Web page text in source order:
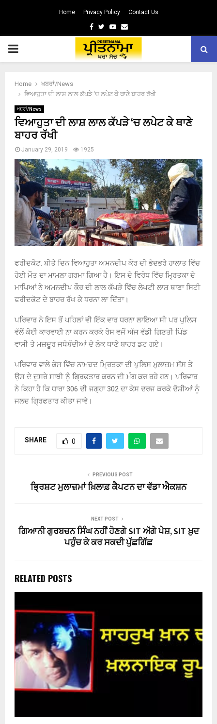
Home Privacy Policy Contact Us
Facebook
TwitterYoutube
Email
PRIMARY
Home
ਖਬਰਾਂ/News
ਵਿਆਹੁਤਾ ਦੀ ਲਾਸ਼ ਲਾਲ ਕੱਪੜੇ ‘ਚ ਲਪੇਟ ਕੇ ਥਾਣੇ ਬਾਹਰ ਰੱਖੀ
ਖਬਰਾਂ/News
ਵਿਆਹੁਤਾ ਦੀ ਲਾਸ਼ ਲਾਲ ਕੱਪੜੇ ‘ਚ ਲਪੇਟ ਕੇ ਥਾਣੇ
ਬਾਹਰ ਰੱਖੀ
January 29, 2019 1925
ਫਰੀਦਕੋਟ: ਬੀਤੇ ਦਿਨ ਵਿਆਹੁਤਾ ਅਮਨਦੀਪ ਕੌਰ ਦੀ ਭੇਦਭਰੇ ਹਾਲਾਤ ਵਿੱਚ
ਹੋਈ ਮੌਤ ਦਾ ਮਾਮਲਾ ਗਰਮਾ ਗਿਆ ਹੈ। ਇਸ ਦੇ ਵਿਰੋਧ ਵਿੱਚ ਮ੍ਰਿਤਕਾ ਦੇ
ਮਾਪਿਆਂ ਨੇ ਅਮਨਦੀਪ ਕੌਰ ਦੀ ਲਾਲ ਕੱਪੜੇ ਵਿੱਚ ਲੇਪਟੀ ਲਾਸ਼ ਥਾਣਾ ਸਿਟੀ
ਫਰੀਦਕੋਟ ਦੇ ਬਾਹਰ ਰੱਖ ਕੇ ਧਰਨਾ ਲਾ ਦਿੱਤਾ।
ਪਰਿਵਾਰ ਨੇ ਇਸ ਤੋਂ ਪਹਿਲਾਂ ਵੀ ਇੱਕ ਵਾਰ ਧਰਨਾ ਲਾਇਆ ਸੀ ਪਰ ਪੁਲਿਸ
ਵੱਲੋਂ ਕੋਈ ਕਾਰਵਾਈ ਨਾ ਕਰਨ ਕਰਕੇ ਰੋਸ ਵਜੋਂ ਅੱਜ ਵੱਡੀ ਗਿਣਤੀ ਪਿੰਡ
ਵਾਸੀ ਤੇ ਮਜ਼ਦੂਰ ਜਥੇਬੰਦੀਆਂ ਦੇ ਲੋਕ ਥਾਣੇ ਬਾਹਰ ਡਟ ਗਏ।
ਪਰਿਵਾਰ ਵਾਲੇ ਕੇਸ ਵਿੱਚ ਨਾਮਜ਼ਦ ਮ੍ਰਿਤਕਾ ਦੀ ਪੁਲਿਸ ਮੁਲਾਜ਼ਮ ਸੱਸ ਤੇ
ਉਸ ਦੇ ਦੂਸਰੇ ਸਾਥੀ ਨੂੰ ਗ੍ਰਿਫ਼ਤਾਰ ਕਰਨ ਦੀ ਮੰਗ ਕਰ ਰਹੇ ਹਨ। ਪਰਿਵਾਰ
ਨੇ ਕਿਹਾ ਹੈ ਕਿ ਧਾਰਾ 306 ਦੀ ਜਗ੍ਹਾ 302 ਦਾ ਕੇਸ ਦਰਜ ਕਰਕੇ ਦੋਸ਼ੀਆਂ ਨੂੰ
ਜਲਦ ਗ੍ਰਿਫਤਾਰ ਕੀਤਾ ਜਾਵੇ।
SHARE 0
PREVIOUS POST
ਭ੍ਰਿਸ਼ਟ ਮੁਲਾਜ਼ਮਾਂ ਖ਼ਿਲਾਫ਼ ਕੈਪਟਨ ਦਾ ਵੱਡਾ ਐਕਸ਼ਨ
NEXT POST
ਗਿਆਨੀ ਗੁਰਬਚਨ ਸਿੰਘ ਨਹੀਂ ਹੋਣਗੇ SIT ਅੱਗੇ ਪੇਸ਼, SIT ਖ਼ੁਦ
ਪਹੁੰਚ ਕੇ ਕਰ ਸਕਦੀ ਪੁੱਛਗਿੱਛ
RELATED POSTS